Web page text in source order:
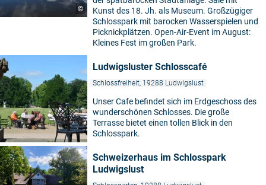
©
Kunst des 18. Jh. als Museum. Großzügiger
Schlosspark mit barocken Wasserspielen und
Picknickplätzen. Open-Air-Event im August:
Kleines Fest im großen Park.
Ludwigsluster Schlosscafé
Schlossfreiheit, 19288 Ludwigslust
Unser Cafe befindet sich im Erdgeschoss des
wunderschönen Schlosses. Die große
Terrasse bietet einen tollen Blick in den
Schlosspark.
Schweizerhaus im Schlosspark
Ludwigslust